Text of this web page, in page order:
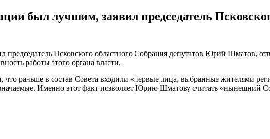
был лучшим, заявил председатель
Псковского областного Собрания депутатов Юрий Шматов,
работы этого органа власти.
что раньше в состав Совета входили «первые лица, выбранные жителями
Именно этот факт позволяет Юрию Шматову считать «нынешний